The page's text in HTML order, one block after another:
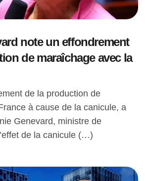
note un effondrement
de maraîchage avec la
de la production de
à cause de la canicule, a
Genevard, ministre de
de la canicule (…)